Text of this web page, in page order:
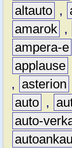
altauto ,
amarok ,
ampera-e
applause
,
asterion
auto ,
auto-